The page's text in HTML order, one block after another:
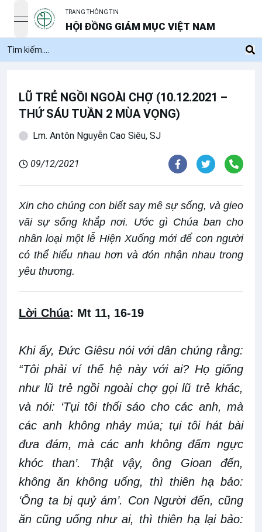
open navigation menu
TRANG THÔNG TIN
HỘI ĐỒNG GIÁM MỤC VIỆT NAM
LŨ TRẺ NGỒI NGOÀI CHỢ (10.12.2021 –
THỨ SÁU TUẦN 2 MÙA VỌNG)
Lm. Antôn Nguyễn Cao Siêu, SJ
09/12/2021
Xin cho chúng con biết say mê sự sống, và gieo
vãi sự sống khắp nơi. Ước gì Chúa ban cho
nhân loại một lễ Hiện Xuống mới để con người
có thể hiểu nhau hơn và đón nhận nhau trong
yêu thương.
Lời Chúa: Mt 11, 16-19
Khi ấy, Đức Giêsu nói với dân chúng rằng:
“Tôi phải ví thế hệ này với ai? Họ giống
như lũ trẻ ngồi ngoài chợ gọi lũ trẻ khác,
và nói: ‘Tụi tôi thổi sáo cho các anh, mà
các anh không nhảy múa; tụi tôi hát bài
đưa đám, mà các anh không đấm ngực
khóc than’. Thật vậy, ông Gioan đến,
không ăn không uống, thì thiên hạ bảo:
‘Ông ta bị quỷ ám’. Con Người đến, cũng
ăn cũng uống như ai, thì thiên hạ lại bảo: